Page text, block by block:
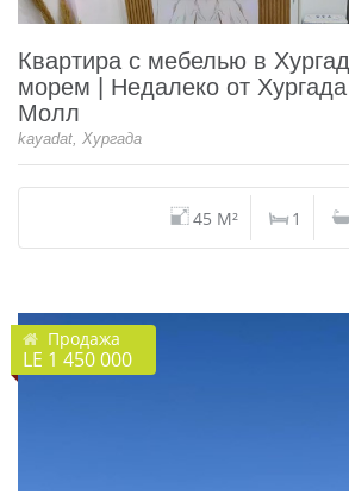
Квартира с мебелью в
морем | Недалеко от
Молл
kayadat, Хургада
45 M² 1
Продажа
LE 1 450 000